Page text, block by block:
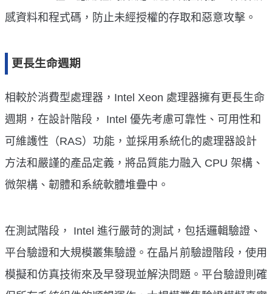
感資料和程式碼，防止未經授權的存取和惡意攻擊。
更長生命週期
相較於消費型處理器，Intel Xeon 處理器擁有更長生命
週期，在設計階段， Intel 優先考慮可靠性、可用性和
可維護性（RAS）功能，並採用系統化的處理器設計
方法和嚴謹的產品定義，將品質能力融入 CPU 架構、
微架構、韌體和系統軟體堆疊中。
在測試階段， Intel 進行嚴苛的測試，包括邏輯驗證、
平台驗證和大規模叢集驗證。在晶片前驗證階段，使用
模擬和仿真技術來及早發現並解決問題。平台驗證則確